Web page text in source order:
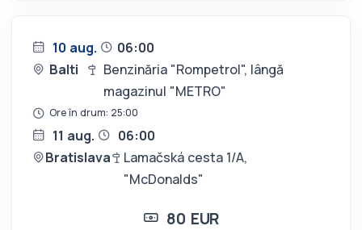
10 aug.
06:00
Balti
Benzinăria "Rompetrol", lângă
magazinul "METRO"
Ore în drum: 25:00
11 aug.
06:00
Bratislava
Lamačská cesta 1/A,
"McDonalds"
80 EUR